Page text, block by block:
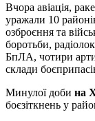
Вчора авіація,
уражали 10
озброєння та
боротьби,
БпЛА, чотири
склади
Минулої доби на
боєзіткнень у